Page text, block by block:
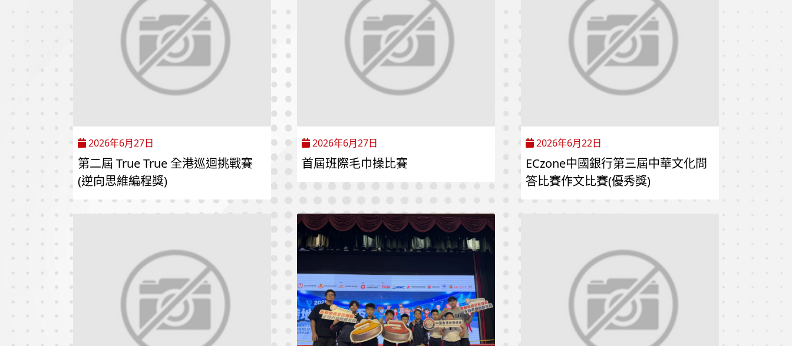
2026年6月27日
第二屆 True True 全港巡迴挑戰賽
(逆向思維編程獎)
2026年6月27日
首屆班際毛巾操比賽
2026年6月22日
ECzone中國銀行第三屆中華文化問
答比賽作文比賽(優秀獎)